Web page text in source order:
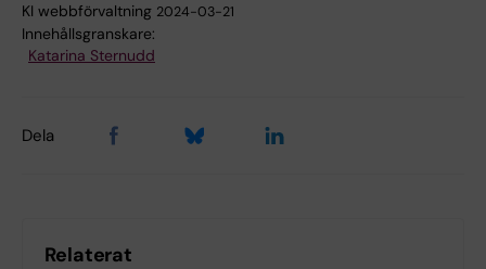
KI webbförvaltning 2024-03-21
Innehållsgranskare:
Katarina Sternudd
Dela
Relaterat